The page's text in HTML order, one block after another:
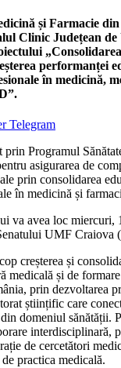
și Farmacie
Clinic Județean
performanței
în medicină,
Telegram
prin Programul
asigurarea de
prin consolidarea
în medicină și
va avea loc miercuri,
UMF Craiova
creșterea și
medicală și de
prin dezvoltarea
științific care
domeniul sănătății.
interdisciplinară,
de cercetători
practica medicală.